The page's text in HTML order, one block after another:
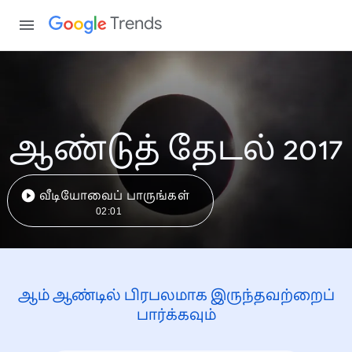
Trends
ஆண்டுத் தேடல் 2017
வீடியோவைப் பாருங்கள்
02:01
ஆம் ஆண்டில் பிரபலமாக இருந்தவற்றைப்
பார்க்கவும்